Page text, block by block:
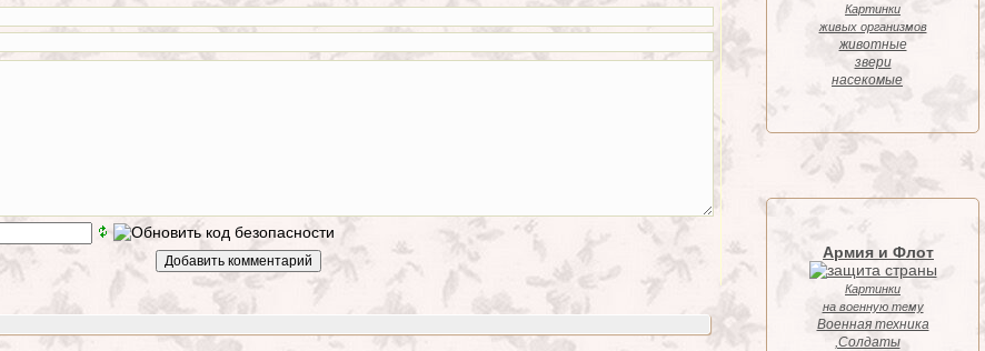
Картинки
живых организмов
животные
звери
насекомые
Армия и Флот
Картинки
на военную тему
Военная техника
,Солдаты